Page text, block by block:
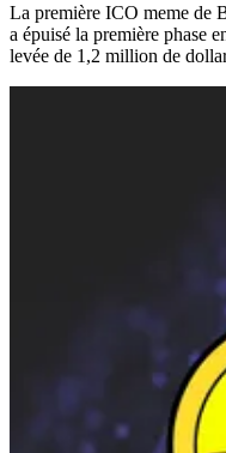
La première ICO meme de
a épuisé la première phase
levée de 1,2 million de